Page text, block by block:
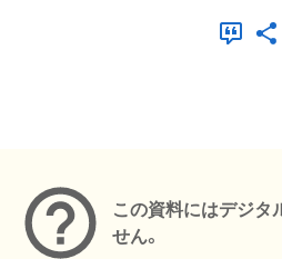
この資料にはデジタ
せん。